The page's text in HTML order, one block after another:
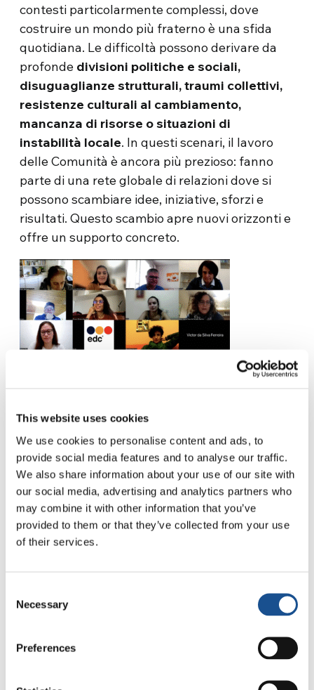
This website uses cookies
We use cookies to personalise content and ads, to
provide social media features and to analyse our traffic.
We also share information about your use of our site with
our social media, advertising and analytics partners who
may combine it with other information that you’ve
provided to them or that they’ve collected from your use
of their services.
Selection
Necessary
Preferences
contesti particolarmente complessi, dove
costruire un mondo più fraterno è una sfida
quotidiana. Le difficoltà possono derivare da
profonde divisioni politiche e sociali,
disuguaglianze strutturali, traumi collettivi,
resistenze culturali al cambiamento,
mancanza di risorse o situazioni di
instabilità locale. In questi scenari, il lavoro
delle Comunità è ancora più prezioso: fanno
parte di una rete globale di relazioni dove si
possono scambiare idee, iniziative, sforzi e
risultati. Questo scambio apre nuovi orizzonti e
offre un supporto concreto.
Come coinvolgono le
Comunità persone di tutte le
età, generando relazioni
intergenerazionali tra i
membri?
Sono caratterizzate dalla
risiede una delle loro maggiori forze
creano un ambiente ricco di scambio di
esperienze, saggezza e prospettive. Questa